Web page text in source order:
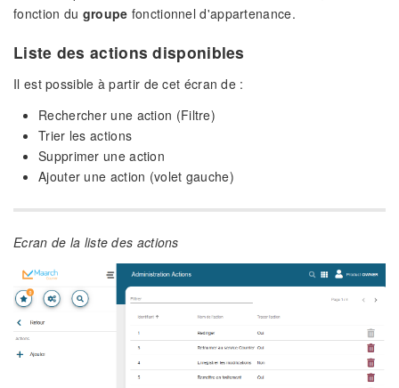
fonction du groupe fonctionnel d'appartenance.
Liste des actions disponibles
Il est possible à partir de cet écran de :
Rechercher une action (Filtre)
Trier les actions
Supprimer une action
Ajouter une action (volet gauche)
Ecran de la liste des actions